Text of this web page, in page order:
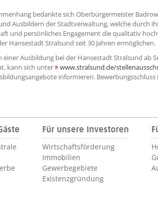
bedankte sich Oberbürgermeister
Ausbildern der Stadtverwaltung, welche durch
und persönliches Engagement die qualitativ
Hansestadt Stralsund seit 30 Jahren ermöglichen.
einer Ausbildung bei der Hansestadt Stralsund ab
kann sich unter
www.stralsund.de/
informieren. Bewerbungsschluss
Für unsere Investoren
Wirtschaftsförderung
Immobilien
Gewerbegebiete
Existenzgründung